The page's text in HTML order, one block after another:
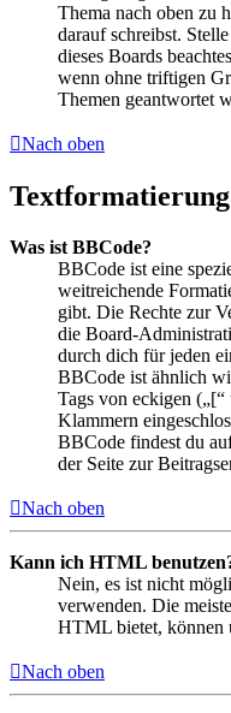
Thema nach oben zu
darauf schreibst.
dieses Boards
wenn ohne triftigen
Themen geantwortet
Nach oben
Was ist BBCode?
BBCode ist eine
weitreichende
gibt. Die Rechte zur
die Board-
durch dich für jeden
BBCode ist ähnlich
Tags von eckigen („[“
Klammern
BBCode findest du
der Seite zur
Nach oben
Kann ich HTML
Nein, es ist nicht
verwenden. Die
HTML bietet, können
Nach oben